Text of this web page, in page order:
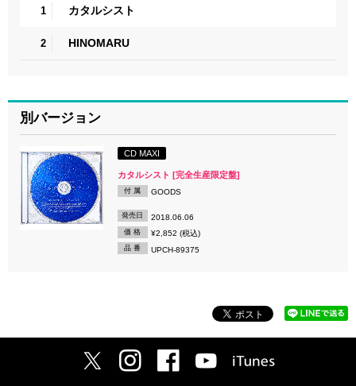
1 カタルシスト
2 HINOMARU
別バージョン
CD MAXI
カタルシスト [完全生産限定盤]
付 属 GOODS
発売日 2018.06.06
価 格 ¥2,852 (税込)
品 番 UPCH-89375